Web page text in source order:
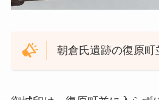
朝倉氏遺跡の復原町